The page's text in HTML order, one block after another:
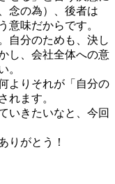
念の為）、後者は
意味だからです。
自分のためも、決し
し、会社全体への意
。
よりそれが「自分の
れます。
いきたいなと、今回
りがとう！